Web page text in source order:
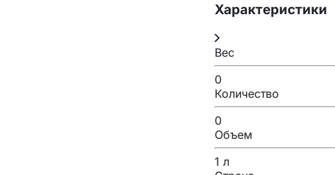
Характеристики
Вес
0
Количество
0
Объем
1 л